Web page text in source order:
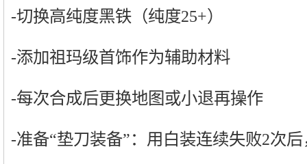
-切换高纯度黑铁（纯度25+）
-添加祖玛级首饰作为辅助材料
-每次合成后更换地图或小退再操作
-准备“垫刀装备”：用白装连续失败2次